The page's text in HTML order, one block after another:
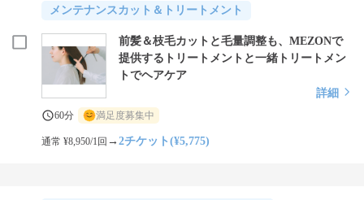
メンテナンスカット＆トリートメント
前髪＆枝毛カットと毛量調整も、MEZONで
提供するトリートメントと一緒トリートメン
トでヘアケア
詳細
60分 満足度募集中
通常 ¥8,950/1回 →2チケット(¥5,775)